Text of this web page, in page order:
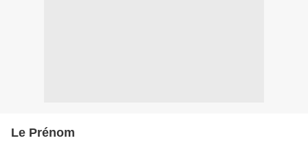
Le Prénom